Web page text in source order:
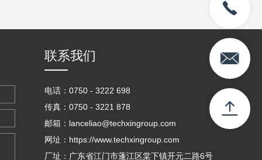
联系我们
电话：0750 - 3222 698
传真：0750 - 3221 878
邮箱：lanceliao@techxingroup.com
网址：https://www.techxingroup.com
厂址：广东省江门市蓬江区棠下镇开元二路6号